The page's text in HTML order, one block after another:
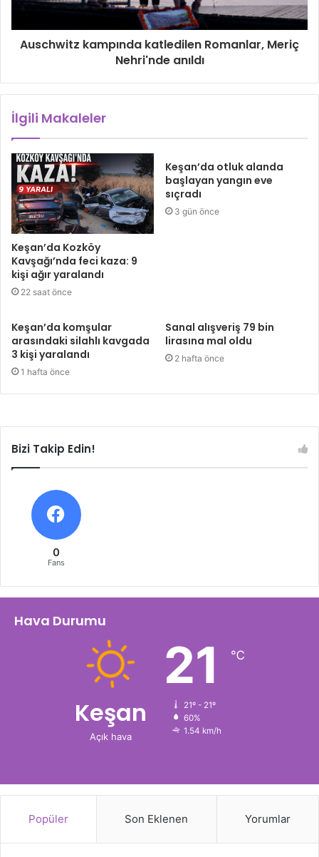
Auschwitz kampında katledilen Romanlar, Meriç
Nehri'nde anıldı
İlgili Makaleler
Keşan’da Kozköy
Kavşağı’nda feci kaza: 9
kişi ağır yaralandı
22 saat önce
Keşan’da otluk alanda
başlayan yangın eve
sıçradı
3 gün önce
Keşan’da komşular
arasındaki silahlı kavgada
3 kişi yaralandı
1 hafta önce
Sanal alışveriş 79 bin
lirasına mal oldu
2 hafta önce
Bizi Takip Edin!
0
Fans
Hava Durumu
Keşan
Açık hava
21 ℃
21º - 21º
60%
1.54 km/h
Popüler Son Eklenen Yorumlar